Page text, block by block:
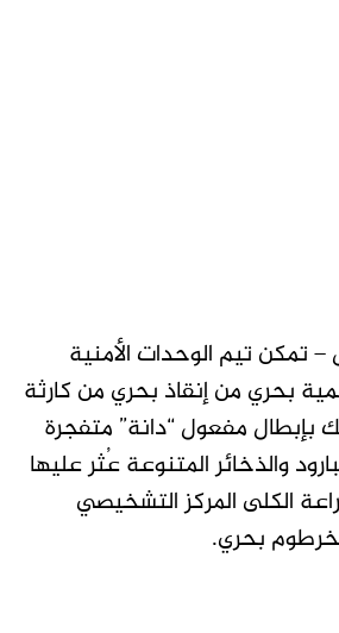
تمكن تيم الوحدات الأمنية
بحري من إنقاذ بحري من كارثة
بإبطال مفعول “دانة” متفجرة
والذخائر المتنوعة عُثر عليها
الكلى المركز التشخيصي
بحري.